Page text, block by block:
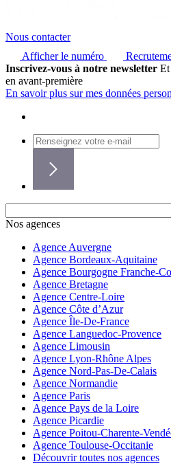
Nous contacter
Afficher le numéro
Inscrivez-vous à notre newsletter
en avant-première
En savoir plus sur mes données
Nos agences
Agence Auvergne
Agence Bordeaux-Aquitaine
Agence Bourgogne Franche-
Agence Bretagne
Agence Centre-Loire
Agence Côte d’Azur
Agence Île-De-France
Agence Languedoc-Provence
Agence Limousin
Agence Lyon-Rhône Alpes
Agence Nord-Pas-De-Calais
Agence Normandie
Agence Paris
Agence Pays de la Loire
Agence Picardie
Agence Poitou-Charente-
Agence Toulouse-Occitanie
Découvrir toutes nos agences